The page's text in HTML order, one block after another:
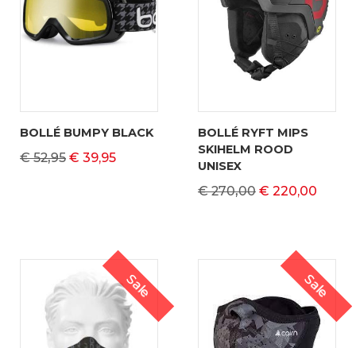
BOLLÉ BUMPY BLACK
€ 52,95 € 39,95
BOLLÉ RYFT MIPS
SKIHELM ROOD
UNISEX
€ 270,00 € 220,00
Sale Sale